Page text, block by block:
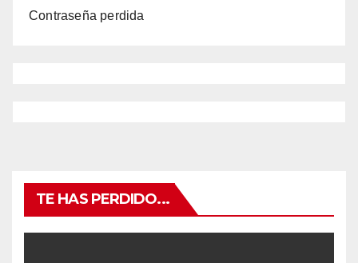
Contraseña perdida
TE HAS PERDIDO...